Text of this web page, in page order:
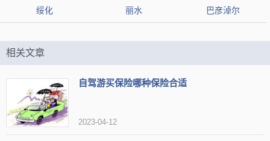
【标签】 适合自驾
适合春天游玩
【网友印象】
评论1：景点有很多美食，建议步行上山锻炼身体，园内有观光车。
绥化 丽水 巴彦淖尔
相关文章
自驾游买保险哪种保险合适
2023-04-12